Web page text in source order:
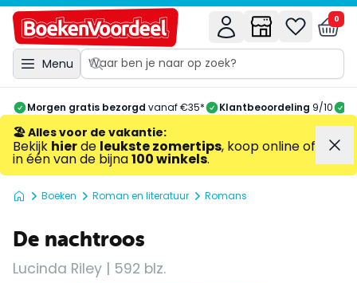
Menu
0
Morgen gratis bezorgd vanaf €35* Klantbeoordeling 9/10
🏖️ Alles voor de vakantie:
Bekijk hierde leukste zomertips, koop online of
in één van de bijna100 winkels.
Boeken Roman en literatuur Romans
De nachtroos
Lucinda Riley | 592 blz.